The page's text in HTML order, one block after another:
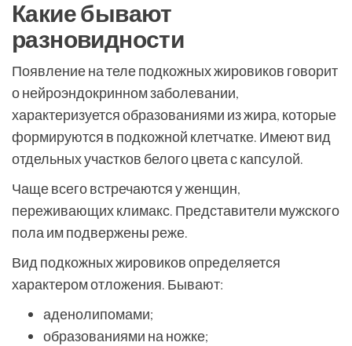
Какие бывают
разновидности
Появление на теле подкожных жировиков говорит
о нейроэндокринном заболевании,
характеризуется образованиями из жира, которые
формируются в подкожной клетчатке. Имеют вид
отдельных участков белого цвета с капсулой.
Чаще всего встречаются у женщин,
переживающих климакс. Представители мужского
пола им подвержены реже.
Вид подкожных жировиков определяется
характером отложения. Бывают:
аденолипомами;
образованиями на ножке;